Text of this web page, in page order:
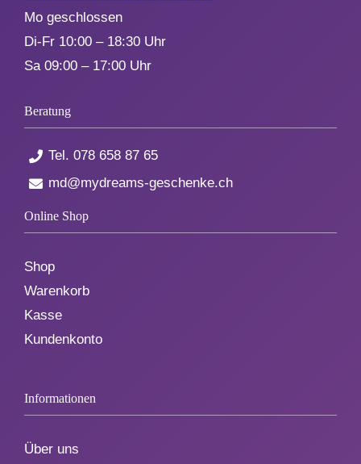
Mo geschlossen
Di-Fr 10:00 – 18:30 Uhr
Sa 09:00 – 17:00 Uhr
Beratung
Tel. 078 658 87 65
md@mydreams-geschenke.ch
Online Shop
Shop
Warenkorb
Kasse
Kundenkonto
Informationen
Über uns